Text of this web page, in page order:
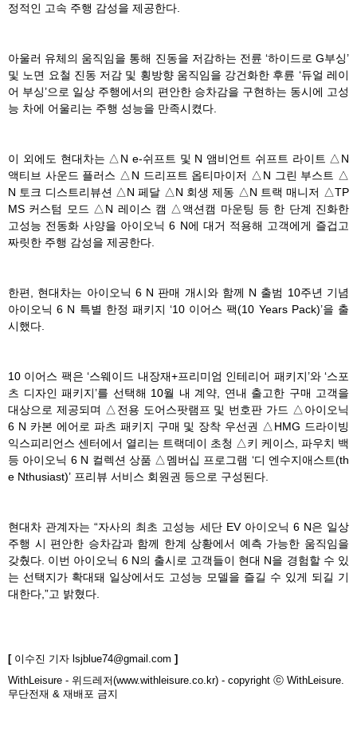
정적인 고속 주행 감성을 제공한다.
아울러 유체의 움직임을 통해 진동을 저감하는 전륜 ‘하이드로 G부싱’
및 노면 요철 진동 저감 및 횡방향 움직임을 강건화한 후륜 ‘듀얼 레이
어 부싱’으로 일상 주행에서의 편안한 승차감을 구현하는 동시에 고성
능 차에 어울리는 주행 성능을 만족시켰다.
이 외에도 현대차는 △N e-쉬프트 및 N 앰비언트 쉬프트 라이트 △N
액티브 사운드 플러스 △N 드리프트 옵티마이저 △N 그린 부스트 △
N 토크 디스트리뷰션 △N 페달 △N 회생 제동 △N 트랙 매니저 △TP
MS 커스텀 모드 △N 레이스 캠 △액션캠 마운팅 등 한 단계 진화한
고성능 전동화 사양을 아이오닉 6 N에 대거 적용해 고객에게 즐겁고
짜릿한 주행 감성을 제공한다.
한편, 현대차는 아이오닉 6 N 판매 개시와 함께 N 출범 10주년 기념
아이오닉 6 N 특별 한정 패키지 ‘10 이어스 팩(10 Years Pack)’을 출
시했다.
10 이어스 팩은 ‘스웨이드 내장재+프리미엄 인테리어 패키지’와 ‘스포
츠 디자인 패키지’를 선택해 10월 내 계약, 연내 출고한 구매 고객을
대상으로 제공되며 △전용 도어스팟램프 및 번호판 가드 △아이오닉
6 N 카본 에어로 파츠 패키지 구매 및 장착 우선권 △HMG 드라이빙
익스피리언스 센터에서 열리는 트랙데이 초청 △키 케이스, 파우치 백
등 아이오닉 6 N 컬렉션 상품 △멤버십 프로그램 ‘디 엔수지애스트(th
e Nthusiast)’ 프리뷰 서비스 회원권 등으로 구성된다.
현대차 관계자는 “자사의 최초 고성능 세단 EV 아이오닉 6 N은 일상
주행 시 편안한 승차감과 함께 한계 상황에서 예측 가능한 움직임을
갖췄다. 이번 아이오닉 6 N의 출시로 고객들이 현대 N을 경험할 수 있
는 선택지가 확대돼 일상에서도 고성능 모델을 즐길 수 있게 되길 기
대한다,”고 밝혔다.
[이수진 기자 lsjblue74@gmail.com ]
WithLeisure - 위드레저(www.withleisure.co.kr) - copyright ⓒ WithLeisure.
무단전재 & 재배포 금지